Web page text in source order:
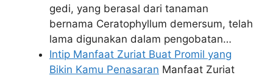
gedi, yang berasal dari tanaman
bernama Ceratophyllum demersum, telah
lama digunakan dalam pengobatan…
Intip Manfaat Zuriat Buat Promil yang
Bikin Kamu Penasaran Manfaat Zuriat